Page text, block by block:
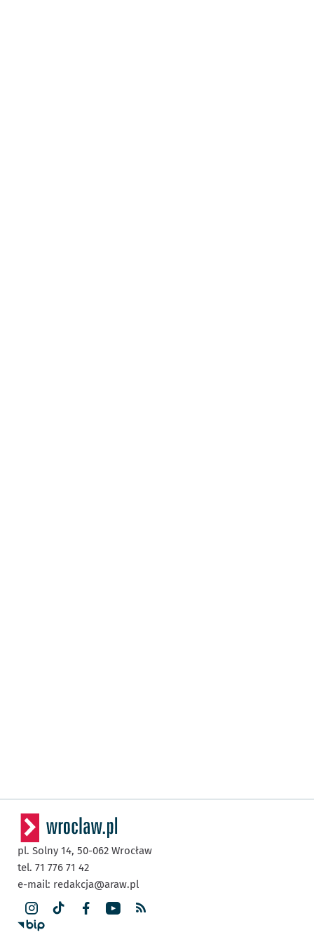
pl. Solny 14, 50-062 Wrocław
tel. 71 776 71 42
e-mail: redakcja@araw.pl